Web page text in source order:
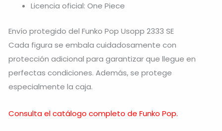
Licencia oficial: One Piece
Envío protegido del Funko Pop Usopp 2333 SE
Cada figura se embala cuidadosamente con
protección adicional para garantizar que llegue en
perfectas condiciones. Además, se protege
especialmente la caja.
Consulta el catálogo completo de Funko Pop.